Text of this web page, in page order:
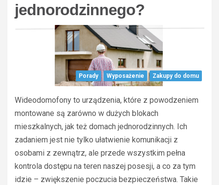
jednorodzinnego?
Porady Wyposażenie Zakupy do domu
Wideodomofony to urządzenia, które z powodzeniem
montowane są zarówno w dużych blokach
mieszkalnych, jak też domach jednorodzinnych. Ich
zadaniem jest nie tylko ułatwienie komunikacji z
osobami z zewnątrz, ale przede wszystkim pełna
kontrola dostępu na teren naszej posesji, a co za tym
idzie – zwiększenie poczucia bezpieczeństwa. Takie